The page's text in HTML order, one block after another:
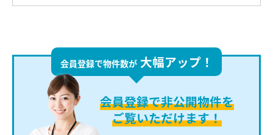
会員登録で物件数が 大幅アップ！
会員登録で非公開物件を
ご覧いただけます！